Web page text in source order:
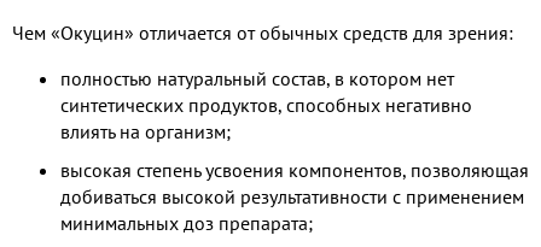
Чем «Окуцин» отличается от обычных средств для зрения:
полностью натуральный состав, в котором нет
синтетических продуктов, способных негативно
влиять на организм;
высокая степень усвоения компонентов, позволяющая
добиваться высокой результативности с применением
минимальных доз препарата;